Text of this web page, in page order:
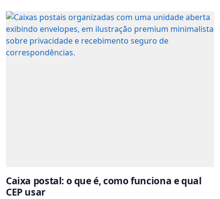
Caixa postal: o que é, como funciona e qual
CEP usar